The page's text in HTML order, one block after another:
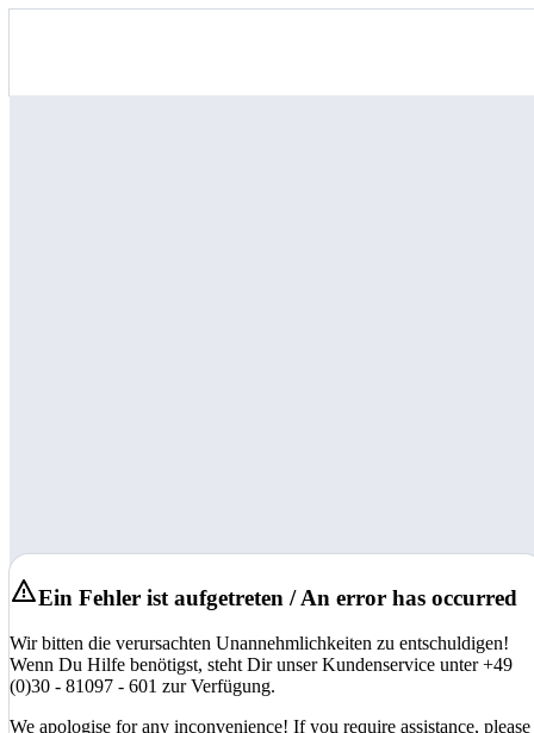
Ein Fehler ist aufgetreten / An error has occurred
Wir bitten die verursachten Unannehmlichkeiten zu entschuldigen!
Wenn Du Hilfe benötigst, steht Dir unser Kundenservice unter +49
(0)30 - 81097 - 601 zur Verfügung.
We apologise for any inconvenience! If you require assistance, please